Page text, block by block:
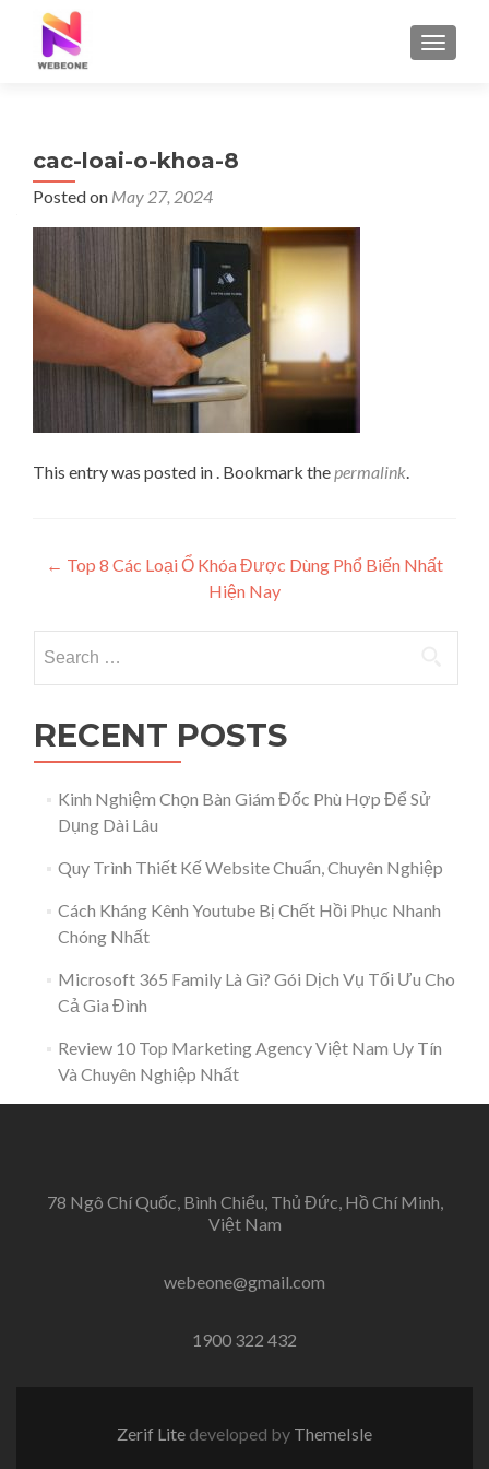
cac-loai-o-khoa-8
Posted on May 27, 2024
This entry was posted in . Bookmark thepermalink.
Post navigation
← Top 8 Các Loại Ổ Khóa Được Dùng Phổ Biến Nhất
Hiện Nay
RECENT POSTS
Kinh Nghiệm Chọn Bàn Giám Đốc Phù Hợp Để Sử
Dụng Dài Lâu
Quy Trình Thiết Kế Website Chuẩn, Chuyên Nghiệp
Cách Kháng Kênh Youtube Bị Chết Hồi Phục Nhanh
Chóng Nhất
Microsoft 365 Family Là Gì? Gói Dịch Vụ Tối Ưu Cho
Cả Gia Đình
Review 10 Top Marketing Agency Việt Nam Uy Tín
Và Chuyên Nghiệp Nhất
78 Ngô Chí Quốc, Bình Chiểu, Thủ Đức, Hồ Chí Minh,
Việt Nam
webeone@gmail.com
1900 322 432
Zerif Lite developed by ThemeIsle